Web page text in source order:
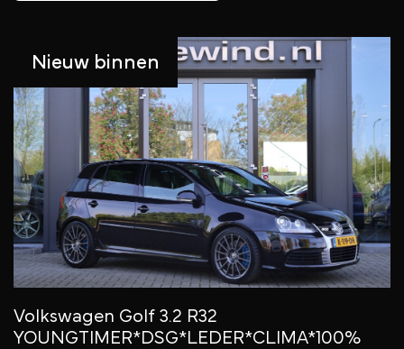
Volkswagen Golf 3.2 R32
YOUNGTIMER*DSG*LEDER*CLIMA*100%
Nieuw binnen